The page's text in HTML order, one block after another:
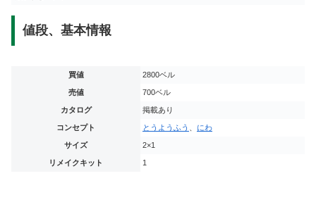
値段、基本情報
買値 2800ベル
売値 700ベル
カタログ 掲載あり
コンセプト とうようふう 、 にわ
サイズ 2×1
リメイクキット 1